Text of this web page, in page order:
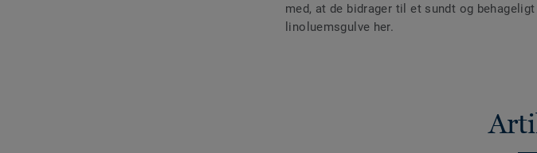
med, at de bidrager til et sundt og
linoluemsgulve her.